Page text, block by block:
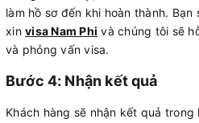
làm hồ sơ đến khi hoàn thành.
xin visa Nam Phi và chúng tôi sẽ
và phỏng vấn visa.
Bước 4: Nhận kết quả
Khách hàng sẽ nhận kết quả